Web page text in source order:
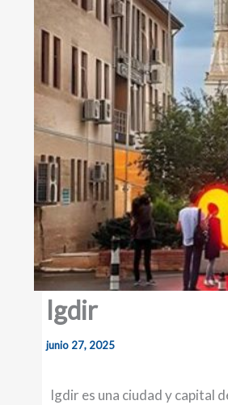
Igdir
junio 27, 2025
Igdir es una ciudad y capital